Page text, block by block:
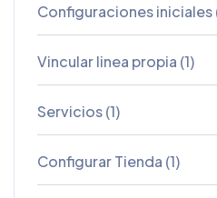
Configuraciones iniciales
Vincular linea propia (1)
Servicios (1)
Configurar Tienda (1)